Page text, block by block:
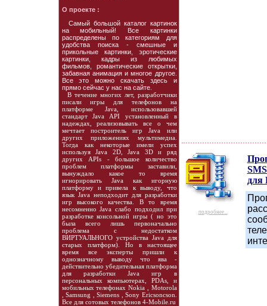
О проекте :
Cамый большой каталог картинок
на мобильный! Все картинки
распределены по категориям для
удобства поиска - смешные и
прикольные картинки, эротические
картинки, кадры из любимых
фильмов, романтические открытки,
забавная анимация и многое другое.
Все это можно скачать здесь и
прямо сейчас у нас на сайте.
В течение многих лет, разработчики
писали игры для телефонов на
платформе Java, использовавшей
стандарт Java API установленный в
надеждах, реализовывать все о чем
мечтает построитель игр Java или
других приложениях мультимедиа.
Тогда как некоторые имели успех
используя Java 2D, Java 3D и ряд
других APIs - большое количество
проблем платформы заставили,
вынуждало какое то время
игнорировать Java как игорную
платформу и привела к выводу, что
язык Java неподходит для разработки
игр высокого качества. В то время
несомненно Java слабо подходил при
разработке консольной игры ( но это
была всего лишь первоначально
проблема с недостатком
ВИРТУАЛЬНОГО устройства Java для
старых платформ). Но в настоящее
время все эксперты пришли к
однозначному выводу что ява -
действительно убедительная платформа
для разработки Java игр в
персональных компьютерах, PDAs, и
мобильных телефонах Nokia , Motorola
, Samsung , Siemens , Sony Ericsoncson.
Все для сотовых телефонов 4-Mobile.ru
подробнее...
для